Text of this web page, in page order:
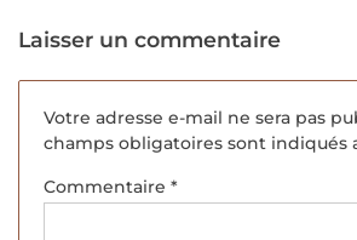
Laisser un commentaire
Votre adresse e-mail ne sera pas
champs obligatoires sont indiqués
Commentaire *